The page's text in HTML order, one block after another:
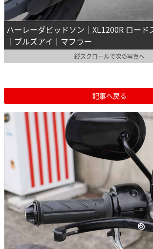
ハーレーダビッドソン｜XL1200R ロード
｜ブルズアイ｜マフラー
縦スクロールで次の写真へ
記事へ戻る